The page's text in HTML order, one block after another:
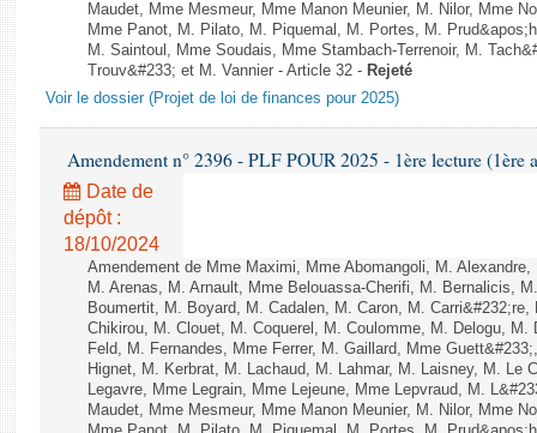
Maudet, Mme Mesmeur, Mme Manon Meunier, M. Nilor, Mme
Mme Panot, M. Pilato, M. Piquemal, M. Portes, M.
M. Saintoul, Mme Soudais, Mme Stambach-Terrenoir, M.
Trouv&#233; et M. Vannier - Article 32 - Rejeté
Voir le dossier (Projet de loi de finances pour 2025)
Amendement n° 2396 - PLF POUR 2025 - 1ère lecture (1ère
Date de
dépôt :
18/10/2024
Amendement de Mme Maximi, Mme Abomangoli, M.
M. Arenas, M. Arnault, Mme Belouassa-Cherifi, M. Bernalicis,
Boumertit, M. Boyard, M. Cadalen, M. Caron, M.
Chikirou, M. Clouet, M. Coquerel, M. Coulomme, M. Delogu, M.
Feld, M. Fernandes, Mme Ferrer, M. Gaillard, Mme
Hignet, M. Kerbrat, M. Lachaud, M. Lahmar, M. Laisney, M. Le
Legavre, Mme Legrain, Mme Lejeune, Mme Lepvraud, M.
Maudet, Mme Mesmeur, Mme Manon Meunier, M. Nilor, Mme